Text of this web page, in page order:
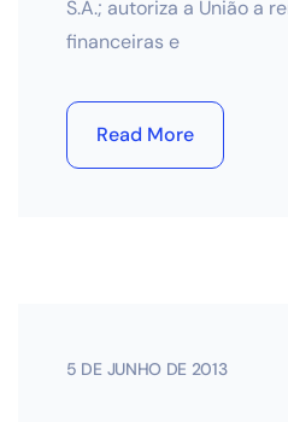
S.A.; autoriza a União a
financeiras e
Read More
5 DE JUNHO DE 2013